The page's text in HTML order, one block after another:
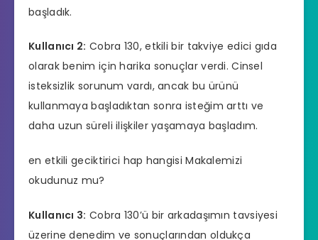
başladık.
Kullanıcı 2: Cobra 130, etkili bir takviye edici gıda
olarak benim için harika sonuçlar verdi. Cinsel
isteksizlik sorunum vardı, ancak bu ürünü
kullanmaya başladıktan sonra isteğim arttı ve
daha uzun süreli ilişkiler yaşamaya başladım.
en etkili geciktirici hap hangisi Makalemizi
okudunuz mu?
Kullanıcı 3: Cobra 130’ü bir arkadaşımın tavsiyesi
üzerine denedim ve sonuçlarından oldukça